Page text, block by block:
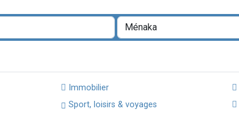
Immobilier
Sport, loisirs & voyages